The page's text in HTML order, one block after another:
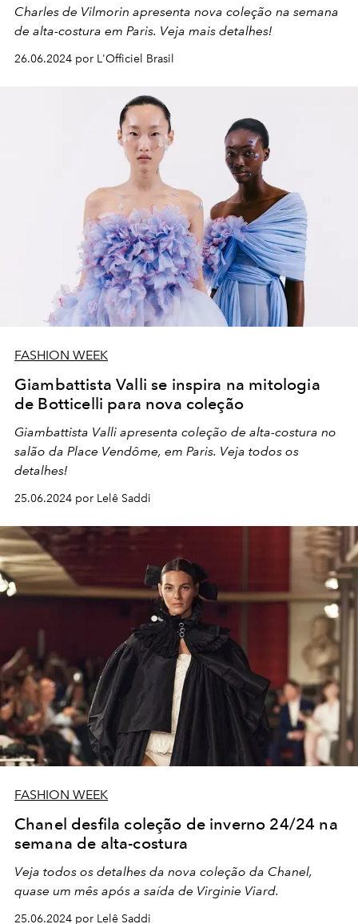
Charles de Vilmorin apresenta nova coleção na semana
de alta-costura em Paris. Veja mais detalhes!
26.06.2024 por L'Officiel Brasil
FASHION WEEK
Giambattista Valli se inspira na mitologia
de Botticelli para nova coleção
Giambattista Valli apresenta coleção de alta-costura no
salão da Place Vendôme, em Paris. Veja todos os
detalhes!
25.06.2024 por Lelê Saddi
FASHION WEEK
Chanel desfila coleção de inverno 24/24 na
semana de alta-costura
Veja todos os detalhes da nova coleção da Chanel,
quase um mês após a saída de Virginie Viard.
25.06.2024 por Lelê Saddi